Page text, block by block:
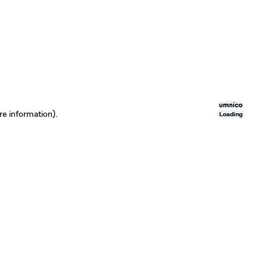
Loading
information). Loading